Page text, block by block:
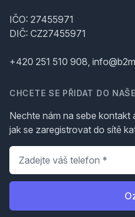
IČO: 27455971
DIČ: CZ27455971
+420 251 510 908,
CHCETE SE PŘIDAT DO
Nechte nám na sebe
jak se zaregistrovat do sítě
Telefon